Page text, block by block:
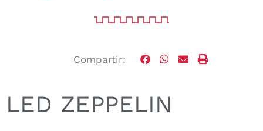
Compartir:
LED ZEPPELIN